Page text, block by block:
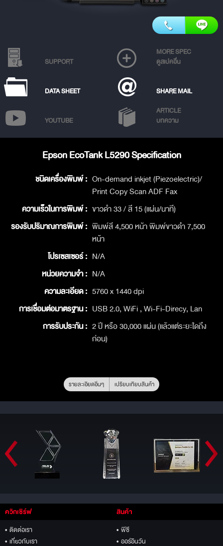
SUPPORT
MORE SPEC
ดูสเปคอื่น
DATA SHEET SHARE MAIL
YOUTUBE
ARTICLE
บทความ
Epson EcoTank L5290 Specification
ชนิดเครื่องพิมพ์ : On-demand inkjet (Piezoelectric)/
Print Copy Scan ADF Fax
ความเร็วในการพิมพ์ : ขาวดำ 33 / สี 15 (แผ่น/นาที)
รองรับปริมาณการพิมพ์ : พิมพ์สี 4,500 หน้า พิมพ์ขาวดำ 7,500
หน้า
โปรเซสเซอร์ : N/A
หน่วยความจำ : N/A
ความละเอียด : 5760 x 1440 dpi
การเชื่อมต่อมาตรฐาน : USB 2.0, WiFi , Wi-Fi-Direcy, Lan
การรับประกัน : 2 ปี หรือ 30,000 แผ่น (แล้วแต่ระยะใดถึง
ก่อน)
รายละเอียดอื่นๆ เปรียบเทียบสินค้า
ควิกเซิร์ฟ
• ติดต่อเรา
• เกี่ยวกับเรา
สินค้า
• พีซี
• ออร์อินวัน